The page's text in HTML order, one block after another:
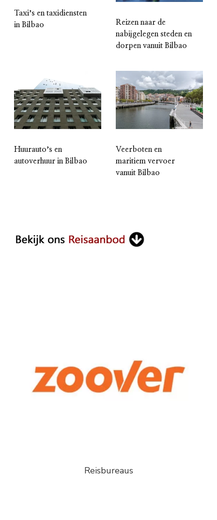
Taxiʼs en taxidiensten
in Bilbao
Reizen naar de
nabijgelegen steden en
dorpen vanuit Bilbao
Huurautoʼs en
autoverhuur in Bilbao
Veerboten en
maritiem vervoer
vanuit Bilbao
Reisbureaus